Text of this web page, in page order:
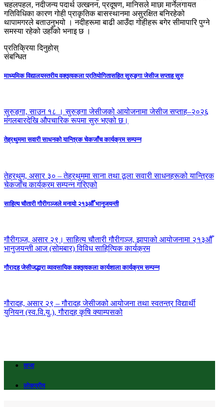
चहलपहल, नदीजन्य पदार्थ उत्खनन, प्रदूषण, मानिसले माछा मार्नेलगायत
गतिविधिका कारण गोही प्राकृतिक बासस्थानमा असुरक्षित बनिरहेको
थापामगरले बताउनुभयो । नदीहरूमा बाढी आउँदा गोहीहरू बगेर सीमापारि पुग्ने
समस्या रहेको उहाँको भनाइ छ ।
प्रतिक्रिया दिनुहोस्
संबन्धित
माध्यमिक विद्यालयस्तरीय वक्तृत्वकला प्रतियोगितासहित सुरुङ्गा जेसीज सप्ताह सुरु
सुरुङ्गा, साउन १८ । सुरुङ्गा जेसीजको आयोजनामा जेसीज सप्ताह–२०२६
मंगलबारदेखि औपचारिक रूपमा सुरु भएको छ।
तेह्रथुममा सवारी साधनको यान्त्रिक चेकजाँच कार्यक्रम सम्पन्न
तेह्रथुम, असार ३० – तेह्रथुममा साना तथा ठूला सवारी साधनहरूको यान्त्रिक
चेकजाँच कार्यक्रम सम्पन्न गरिएको
साहित्य चौतारी गौरीगञ्जले मनायो २१३औँ भानुजयन्ती
गौरीगञ्ज, असार २९। साहित्य चौतारी गौरीगञ्ज, झापाको आयोजनामा २१३औँ
भानुजयन्ती आज (सोमबार) विविध साहित्यिक कार्यक्रम
गौरादह जेसीजद्धारा व्यावसायिक वक्तृत्वकला कार्यशाला कार्यक्रम सम्पन्न
गौरादह, असार २९ – गौरादह जेसीजको आयोजना तथा स्वतन्त्र विद्यार्थी
युनियन (स्व.वि.यु.), गौरादह कृषि क्याम्पसको
ताजा
लोकप्रीय